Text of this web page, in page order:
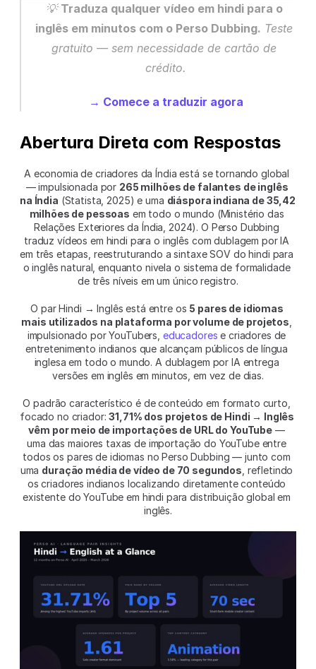
💡 Traduza qualquer vídeo em hindi para o
inglês em minutos com o Perso Dubbing. Teste
gratuito — sem necessidade de cartão de
crédito.
→ Comece a traduzir agora
Abertura Direta com Respostas
A economia de criadores da Índia está se tornando global
— impulsionada por 265 milhões de falantes de inglês
na Índia (Statista, 2025) e uma diáspora indiana de 35,42
milhões de pessoas em todo o mundo (Ministério das
Relações Exteriores da Índia, 2024). O Perso Dubbing
traduz vídeos em hindi para o inglês com dublagem por IA
em três etapas, reestruturando a sintaxe SOV do hindi para
o inglês natural, enquanto nivela o sistema de formalidade
de três níveis em um único registro.
O par Hindi → Inglês está entre os 5 pares de idiomas
mais utilizados na plataforma por volume de projetos
impulsionado por YouTubers, educadores e criadores de
entretenimento indianos que alcançam públicos de língua
inglesa em todo o mundo. A dublagem por IA entrega
versões em inglês em minutos, em vez de dias.
O padrão característico é de conteúdo em formato curto,
focado no criador: 31,71% dos projetos de Hindi → Inglês
vêm por meio de importações de URL do YouTube —
uma das maiores taxas de importação do YouTube entre
todos os pares de idiomas no Perso Dubbing — junto com
uma duração média de vídeo de 70 segundos , refletindo
os criadores indianos localizando diretamente conteúdo
existente do YouTube em hindi para distribuição global em
inglês.